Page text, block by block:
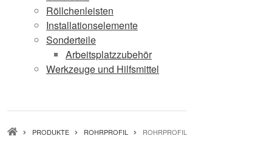
Röllchenleisten
Installationselemente
Sonderteile
Arbeitsplatzzubehör
Werkzeuge und Hilfsmittel
PFADNAVIGATION
PRODUKTE ROHRPROFIL ROHRPROFIL